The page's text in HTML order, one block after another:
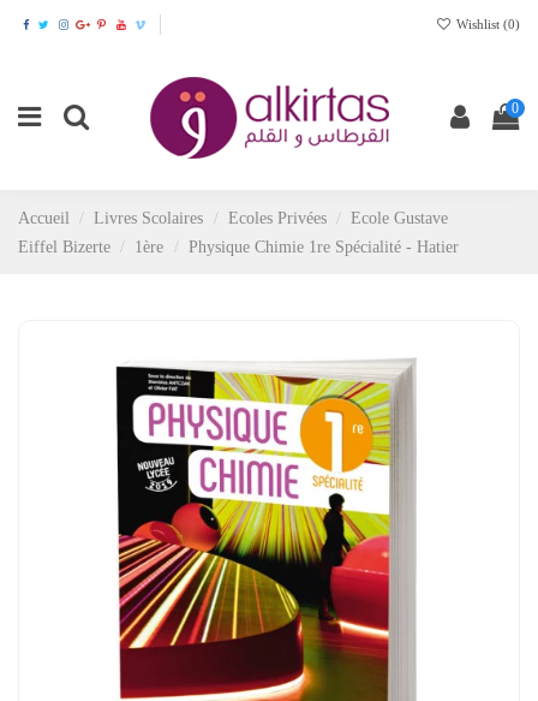
Wishlist (0)
0
Accueil Livres Scolaires Ecoles Privées
Ecole Gustave
Eiffel Bizerte
1ère Physique Chimie 1re Spécialité - Hatier